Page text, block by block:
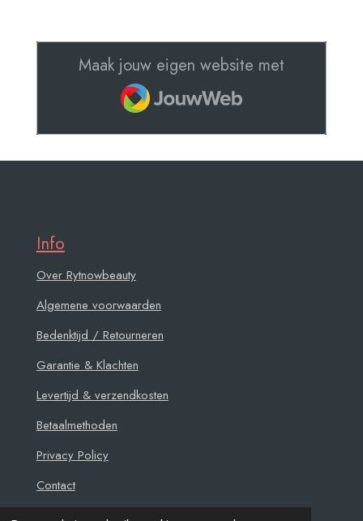
Maak jouw eigen website met
JouwWeb
Info
Over Rytnowbeauty
Algemene voorwaarden
Bedenktijd / Retourneren
Garantie & Klachten
Levertijd & verzendkosten
Betaalmethoden
Privacy Policy
Contact